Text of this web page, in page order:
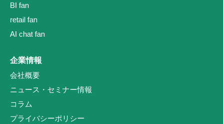
BI fan
retail fan
AI chat fan
企業情報
会社概要
ニュース・セミナー情報
コラム
プライバシーポリシー